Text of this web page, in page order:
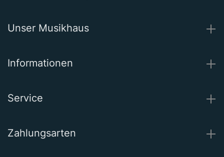
Unser Musikhaus
Informationen
Service
Zahlungsarten